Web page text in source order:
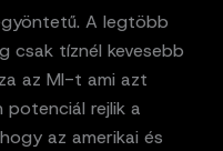
A legtöbb
csak tíznél kevesebb
az MI-t ami azt
potenciál rejlik a
az amerikai és